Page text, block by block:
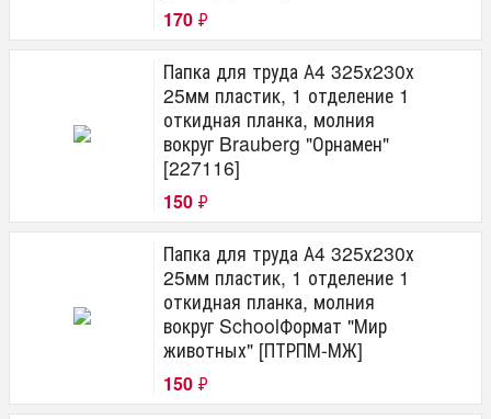
170 ₽
Папка для труда А4 325х230х
25мм пластик, 1 отделение 1
откидная планка, молния
вокруг Brauberg "Орнамен"
[227116]
150 ₽
Папка для труда А4 325х230х
25мм пластик, 1 отделение 1
откидная планка, молния
вокруг SchoolФормат "Мир
животных" [ПТРПМ-МЖ]
150 ₽